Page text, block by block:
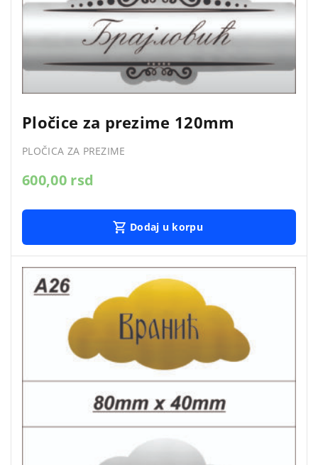
Pločice za prezime 120mm
PLOČICA ZA PREZIME
600,00 rsd
Dodaj u korpu